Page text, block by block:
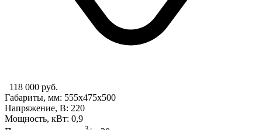
118 000 руб.
Габариты, мм: 555x475x500
Напряжение, В: 220
Мощность, кВт: 0,9